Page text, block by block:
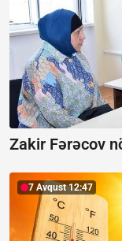
Zakir Fərəcov
7 Avqust 12:47